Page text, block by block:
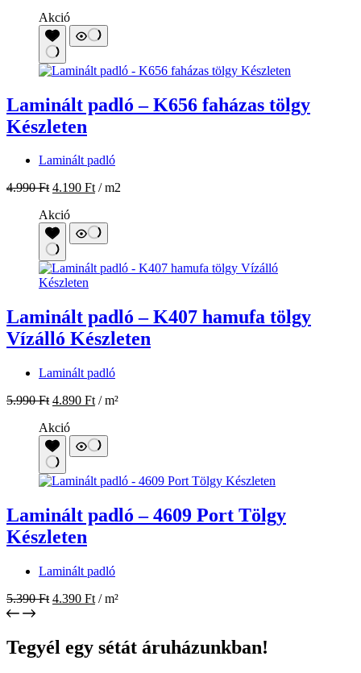
Akció
Laminált padló – K656 faházas tölgy
Készleten
Laminált padló
4.990Ft 4.190 Ft/ m2
Akció
Laminált padló – K407 hamufa tölgy
Vízálló Készleten
Laminált padló
5.990Ft 4.890 Ft / m²
Akció
Laminált padló – 4609 Port Tölgy
Készleten
Laminált padló
5.390Ft 4.390 Ft / m²
Tegyél egy sétát áruházunkban!